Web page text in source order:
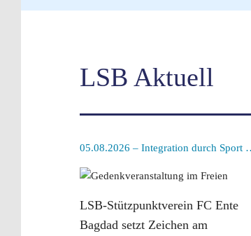
LSB Aktuell
05.08.2026 –
LSB-Stützpunktverein FC Ente
Bagdad setzt Zeichen am